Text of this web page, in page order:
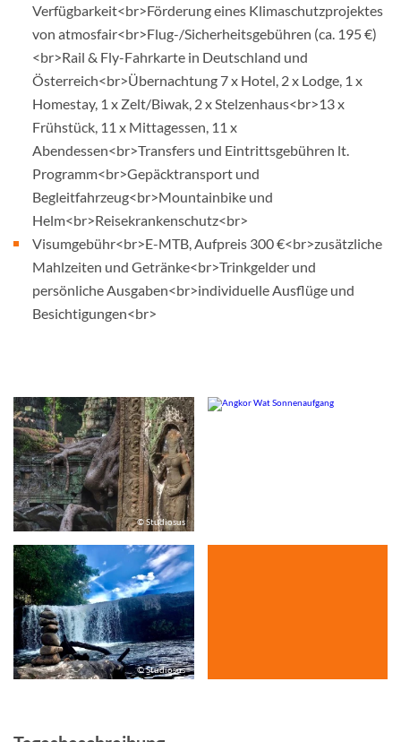
Verfügbarkeit<br>Förderung eines Klimaschutzprojektes
von atmosfair<br>Flug-/Sicherheitsgebühren (ca. 195 €)
<br>Rail & Fly-Fahrkarte in Deutschland und
Österreich<br>Übernachtung 7 x Hotel, 2 x Lodge, 1 x
Homestay, 1 x Zelt/Biwak, 2 x Stelzenhaus<br>13 x
Frühstück, 11 x Mittagessen, 11 x
Abendessen<br>Transfers und Eintrittsgebühren lt.
Programm<br>Gepäcktransport und
Begleitfahrzeug<br>Mountainbike und
Helm<br>Reisekrankenschutz<br>
Visumgebühr<br>E-MTB, Aufpreis 300 €<br>zusätzliche
Mahlzeiten und Getränke<br>Trinkgelder und
persönliche Ausgaben<br>individuelle Ausflüge und
Besichtigungen<br>
© Studiosus
© Studiosus